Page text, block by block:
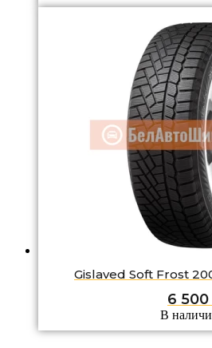
Gislaved Soft Frost
6 500
В